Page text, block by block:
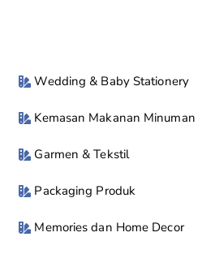
Wedding & Baby Stationery
Kemasan Makanan Minuman
Garmen & Tekstil
Packaging Produk
Memories dan Home Decor